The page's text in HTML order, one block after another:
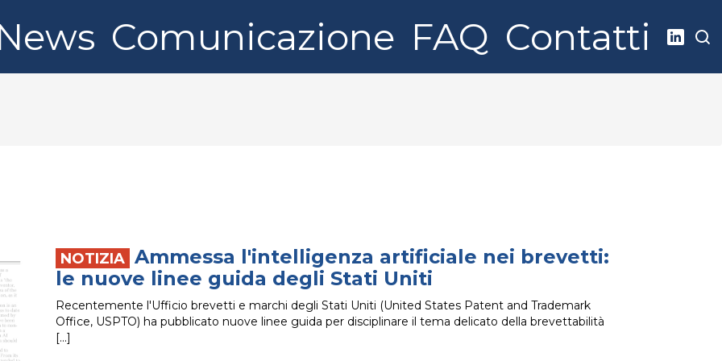
Comunicazione FAQ Contatti
Ammessa l'intelligenza artificiale nei brevetti:
le nuove linee guida degli Stati Uniti
Recentemente l'Ufficio brevetti e marchi degli Stati Uniti (United States Patent and Trademark
Office, USPTO) ha pubblicato nuove linee guida per disciplinare il tema delicato della brevettabilità